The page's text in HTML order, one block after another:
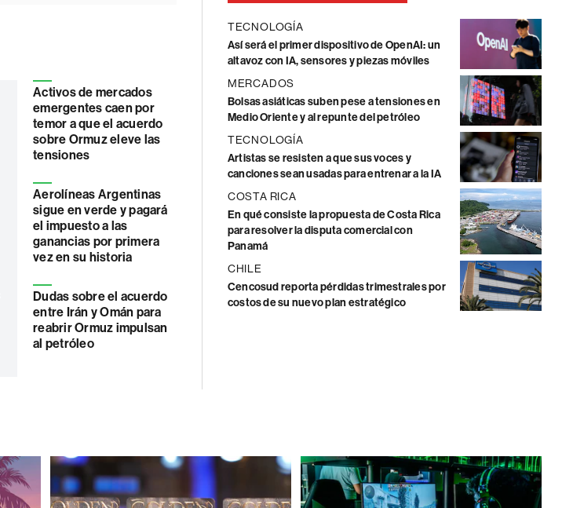
Activos de mercados
emergentes caen por
temor a que el acuerdo
sobre Ormuz eleve las
tensiones
Aerolíneas Argentinas
sigue en verde y pagará
el impuesto a las
ganancias por primera
vez en su historia
Dudas sobre el acuerdo
entre Irán y Omán para
reabrir Ormuz impulsan
al petróleo
TECNOLOGÍA
Así será el primer dispositivo de OpenAI: un
altavoz con IA, sensores y piezas móviles
MERCADOS
Bolsas asiáticas suben pese a tensiones en
Medio Oriente y al repunte del petróleo
TECNOLOGÍA
Artistas se resisten a que sus voces y
canciones sean usadas para entrenar a la IA
COSTA RICA
En qué consiste la propuesta de Costa Rica
para resolver la disputa comercial con
Panamá
CHILE
Cencosud reporta pérdidas trimestrales por
costos de su nuevo plan estratégico